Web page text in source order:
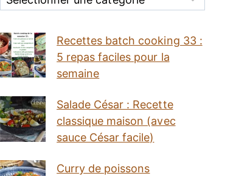
Recettes batch cooking 33 :
5 repas faciles pour la
semaine
Salade César : Recette
classique maison (avec
sauce César facile)
Curry de poissons